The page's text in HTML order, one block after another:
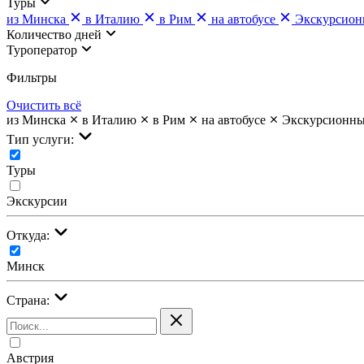
из Минска
в Италию в Рим на автобусе
Количество дней
Туроператор
Фильтры
Очистить всё
из Минска
в Италию в Рим на автобусе
Тип услуги:
Туры
Экскурсии
Откуда:
Минск
Страна:
Австрия